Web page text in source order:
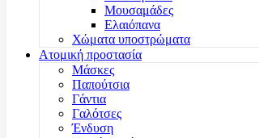
Μουσαμάδες
Ελαιόπανα
Χώματα υποστρώματα
Ατομική προστασία
Μάσκες
Παπούτσια
Γάντια
Γαλότσες
Ένδυση